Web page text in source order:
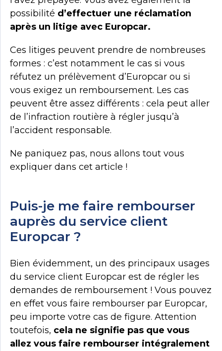
possibilité d’effectuer une réclamation
après un litige avec Europcar.
Ces litiges peuvent prendre de nombreuses
formes : c’est notamment le cas si vous
réfutez un prélèvement d’Europcar ou si
vous exigez un remboursement. Les cas
peuvent être assez différents : cela peut aller
de l’infraction routière à régler jusqu’à
l’accident responsable.
Ne paniquez pas, nous allons tout vous
expliquer dans cet article !
Puis-je me faire rembourser
auprès du service client
Europcar ?
Bien évidemment, un des principaux usages
du service client Europcar est de régler les
demandes de remboursement ! Vous pouvez
en effet vous faire rembourser par Europcar,
peu importe votre cas de figure. Attention
toutefois, cela ne signifie pas que vous
allez vous faire rembourser intégralement